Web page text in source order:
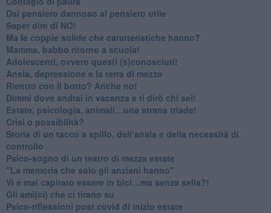
​Dal pensiero dannoso al pensiero utile
​Saper dire di NO!
​Ma le coppie solide che caratteristiche hanno?
​Mamma, babbo ritorno a scuola!
Adolescenti, ovvero questi (s)conosciuti!
Ansia, depressione e la terra di mezzo
​Rientro con il botto? Anche no!
Dimmi dove andrai in vacanza e ti dirò chi sei!
​Estate, psicologia, animali…una strana triade!
​Crisi o possibilità?
​Storia di un tacco a spillo, dell’ansia e della necessità di
controllo
​Psico-sogno di un teatro di mezza estate
"La memoria che solo gli anziani hanno"
​Vi è mai capitato essere in bici…ma senza sella?!
​Gli ami(ci) che ci tirano su
Psico-riflessioni post covid di inizio estate